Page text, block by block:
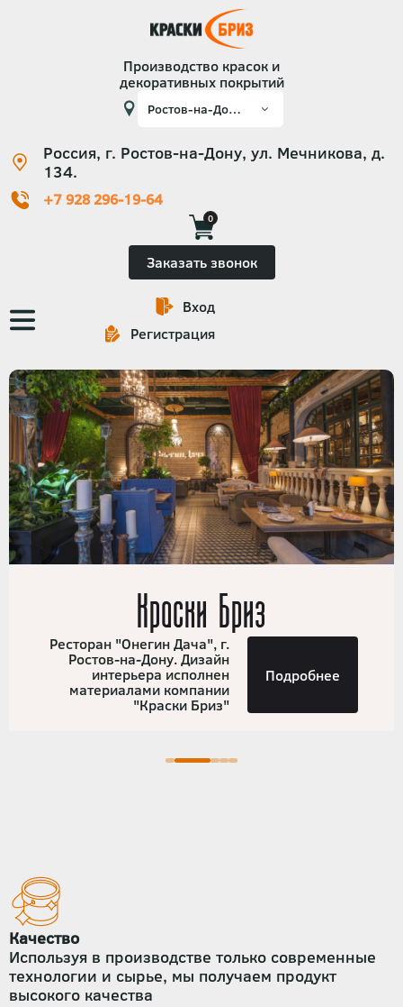
Производство красок и
декоративных покрытий
Россия, г. Ростов-на-Дону, ул. Мечникова, д.
134.
+7 928 296-19-64
0
Заказать звонок
Основная
навигация
Вход
Регистрация
Краски Бриз
Ресторан "Онегин Дача", г.
Ростов-на-Дону. Дизайн
интерьера исполнен
материалами компании
"Краски Бриз"
Подробнее
Качество
Используя в производстве только современные
технологии и сырье, мы получаем продукт
высокого качества